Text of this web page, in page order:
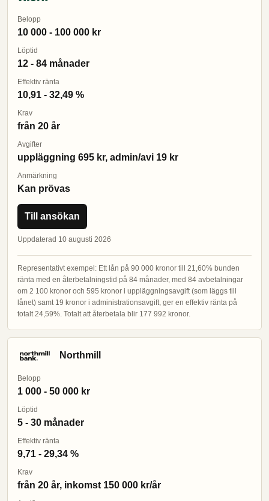
Belopp
10 000 - 100 000 kr
Löptid
12 - 84 månader
Effektiv ränta
10,91 - 32,49 %
Krav
från 20 år
Avgifter
uppläggning 695 kr, admin/avi 19 kr
Anmärkning
Kan prövas
Till ansökan
Uppdaterad 10 augusti 2026
Representativt exempel: Ett lån på 90 000 kronor till 21,60% bunden
ränta med en återbetalningstid på 84 månader, med 84 avbetalningar
om 2 100 kronor och 595 kronor i uppläggningsavgift (som läggs till
lånet) samt 19 kronor i administrationsavgift, ger en effektiv ränta på
totalt 24,59%. Totalt att återbetala blir 177 992 kronor.
Northmill
Belopp
1 000 - 50 000 kr
Löptid
5 - 30 månader
Effektiv ränta
9,71 - 29,34 %
Krav
från 20 år, inkomst 150 000 kr/år